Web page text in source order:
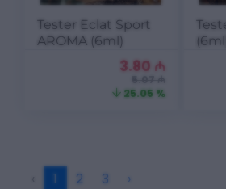
Tester Eclat Sport
AROMA (6ml)
3.80 ₼
5.07 ₼
25.05 %
1 2 3 ›